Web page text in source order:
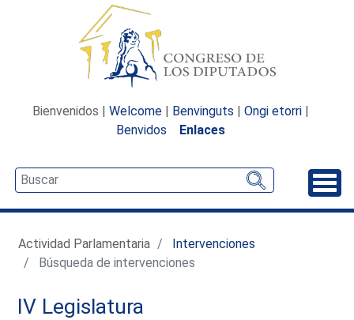
Bienvenidos | Welcome | Benvinguts | Ongi etorri |
Benvidos
Enlaces
Actividad Parlamentaria
Intervenciones
Búsqueda de intervenciones
IV Legislatura